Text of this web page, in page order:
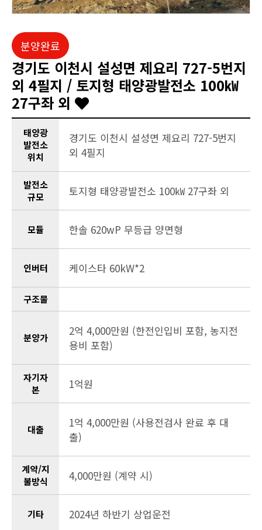
분양완료
경기도 이천시 설성면 제요리 727-5번지
외 4필지 / 토지형 태양광발전소 100㎾
27구좌 외
태양광
발전소
위치
경기도 이천시 설성면 제요리 727-5번지
외 4필지
발전소
규모
토지형 태양광발전소 100㎾ 27구좌 외
모듈 한솔 620wP 무등급 양면형
인버터 케이스타 60kW*2
구조물
분양가
2억 4,000만원 (한전인입비 포함, 농지전
용비 포함)
자기자
본
1억원
대출
1억 4,000만원 (사용전검사 완료 후 대
출)
계약/지
불방식
4,000만원 (계약 시)
기타 2024년 하반기 상업운전